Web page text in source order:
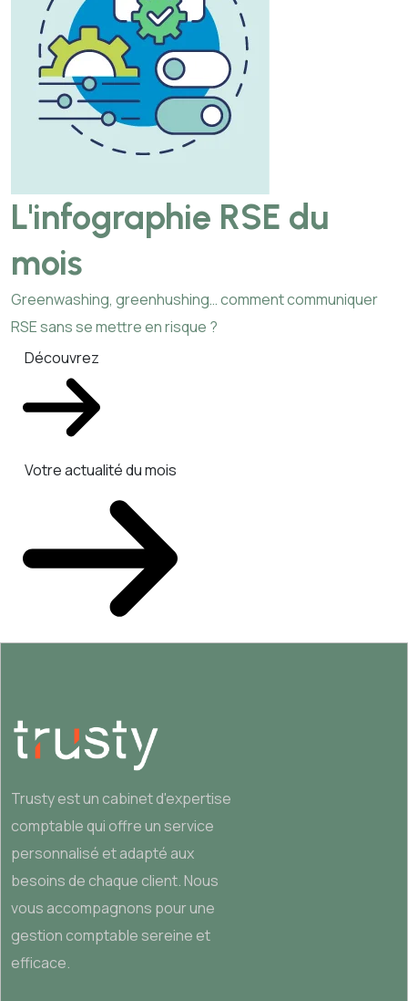
L'infographie RSE du
mois
Greenwashing, greenhushing… comment communiquer
RSE sans se mettre en risque ?
Découvrez
Votre actualité du mois
Trusty est un cabinet d'expertise
comptable qui offre un service
personnalisé et adapté aux
besoins de chaque client. Nous
vous accompagnons pour une
gestion comptable sereine et
efficace.